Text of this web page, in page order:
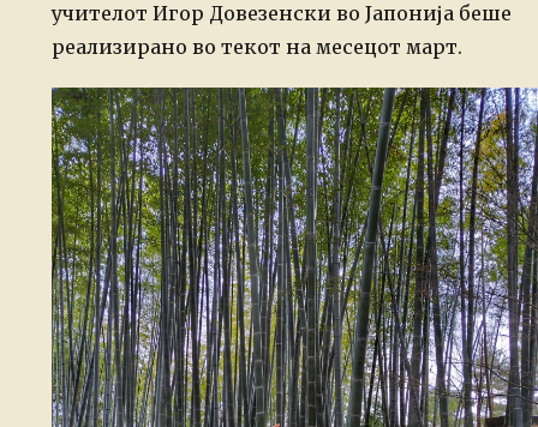
учителот Игор Довезенски во Јапонија беше
реализирано во текот на месецот март.